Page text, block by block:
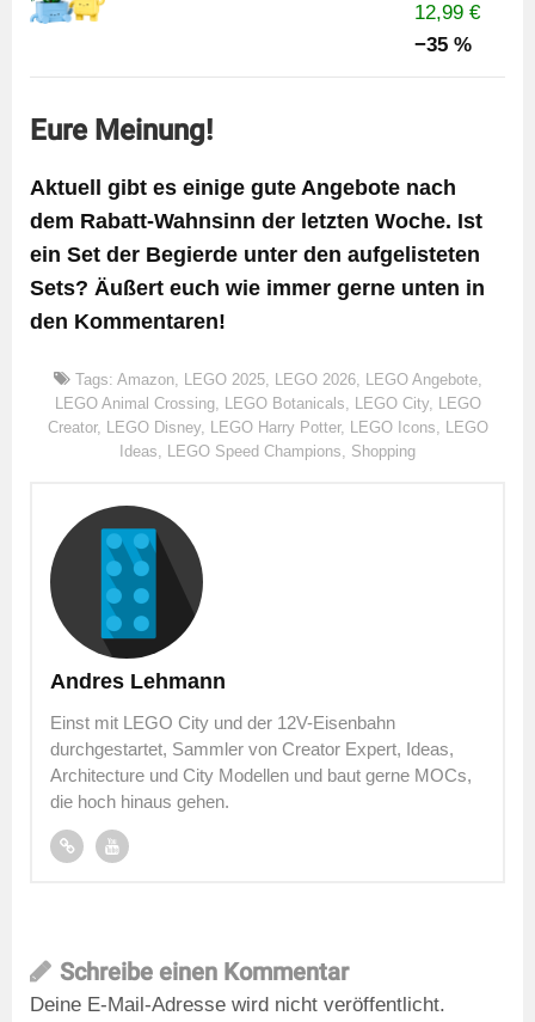
12,99 €
−35 %
Eure Meinung!
Aktuell gibt es einige gute Angebote nach
dem Rabatt-Wahnsinn der letzten Woche. Ist
ein Set der Begierde unter den aufgelisteten
Sets? Äußert euch wie immer gerne unten in
den Kommentaren!
Tags: Amazon, LEGO 2025, LEGO 2026, LEGO Angebote,
LEGO Animal Crossing, LEGO Botanicals, LEGO City, LEGO
Creator, LEGO Disney, LEGO Harry Potter, LEGO Icons, LEGO
Ideas, LEGO Speed Champions, Shopping
Andres Lehmann
Einst mit LEGO City und der 12V-Eisenbahn
durchgestartet, Sammler von Creator Expert, Ideas,
Architecture und City Modellen und baut gerne MOCs,
die hoch hinaus gehen.
Schreibe einen Kommentar
Deine E-Mail-Adresse wird nicht veröffentlicht.